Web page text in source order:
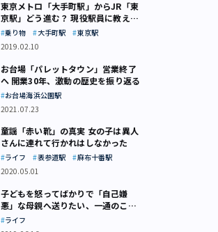
東京メトロ「大手町駅」からJR「東
京駅」どう進む？ 現役駅員に教えて
もらいました
乗り物 大手町駅
東京駅
2019.02.10
お台場「パレットタウン」営業終了
へ 開業30年、激動の歴史を振り返る
お台場海浜公園駅
2021.07.23
童謡「赤い靴」の真実 女の子は異人
さんに連れて行かれはしなかった
ライフ 表参道駅
麻布十番駅
2020.05.01
子どもを怒ってばかりで「自己嫌
悪」な母親へ送りたい、一通のここ
ろの処方箋
ライフ